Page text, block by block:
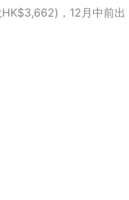
，12月中前出